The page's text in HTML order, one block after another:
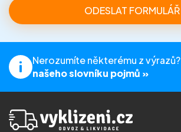
Nerozumíte některému z výrazů?
našeho slovníku pojmů »